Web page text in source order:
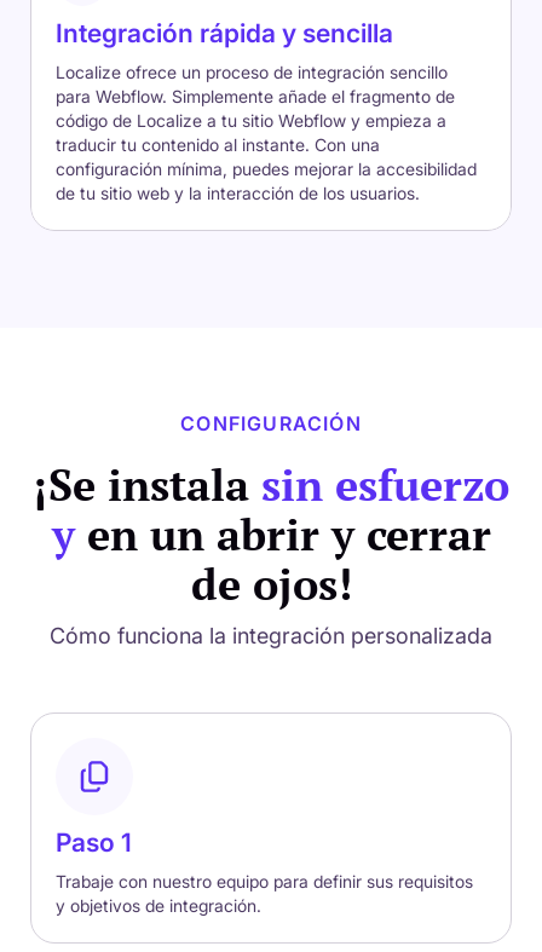
Integración rápida y sencilla
Localize ofrece un proceso de integración sencillo
para Webflow. Simplemente añade el fragmento de
código de Localize a tu sitio Webflow y empieza a
traducir tu contenido al instante. Con una
configuración mínima, puedes mejorar la accesibilidad
de tu sitio web y la interacción de los usuarios.
CONFIGURACIÓN
¡Se instala sin esfuerzo
yen un abrir y cerrar
de ojos!
Cómo funciona la integración personalizada
Paso 1
Trabaje con nuestro equipo para definir sus requisitos
y objetivos de integración.